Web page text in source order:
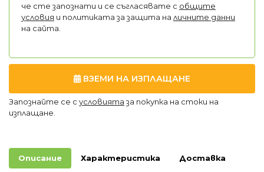
че сте запознати и се съгласявате с общите
условия и политиката за защита на личните данни
на сайта.
ВЗЕМИ НА ИЗПЛАЩАНЕ
Запознайте се с условията за покупка на стоки на
изплащане.
Описание Характеристика Доставка